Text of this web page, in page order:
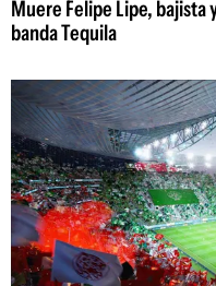
Muere Felipe Lipe,
banda Tequila